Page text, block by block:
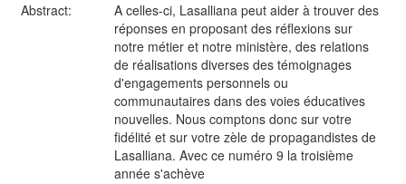
Abstract:
A celles-ci, Lasalliana peut aider à trouver des
réponses en proposant des réflexions sur
notre métier et notre ministère, des relations
de réalisations diverses des témoignages
d'engagements personnels ou
communautaires dans des voies éducatives
nouvelles. Nous comptons donc sur votre
fidélité et sur votre zèle de propagandistes de
Lasalliana. Avec ce numéro 9 la troisième
année s'achève